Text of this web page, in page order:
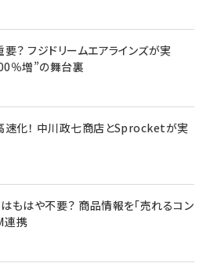
？ フジドリームエアラインズが実
％増”の舞台裏
速化！ 中川政七商店とSprocketが実
もはや不要？ 商品情報を「売れるコン
連携